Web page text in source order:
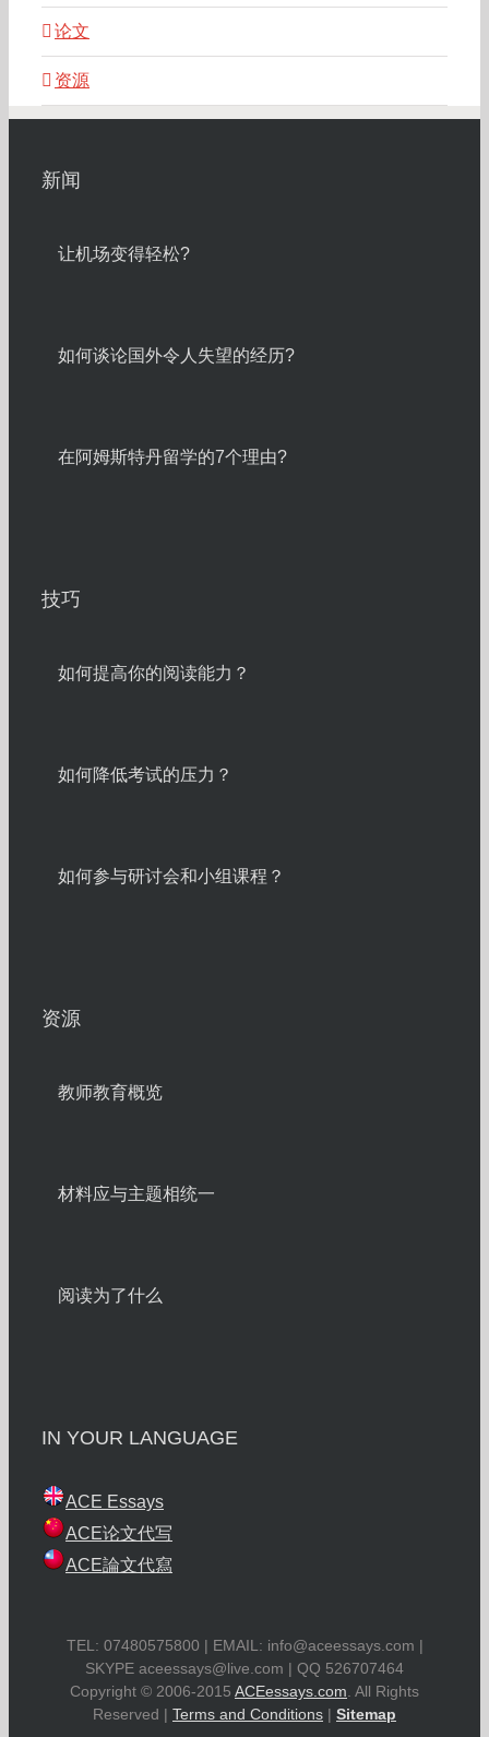
论文
资源
新闻
让机场变得轻松?
如何谈论国外令人失望的经历?
在阿姆斯特丹留学的7个理由?
技巧
如何提高你的阅读能力？
如何降低考试的压力？
如何参与研讨会和小组课程？
资源
教师教育概览
材料应与主题相统一
阅读为了什么
IN YOUR LANGUAGE
ACE Essays
ACE论文代写
ACE論文代寫
TEL: 07480575800 | EMAIL: info@aceessays.com |
SKYPE aceessays@live.com | QQ 526707464
Copyright © 2006-2015 ACEessays.com . All Rights
Reserved | Terms and Conditions | Sitemap